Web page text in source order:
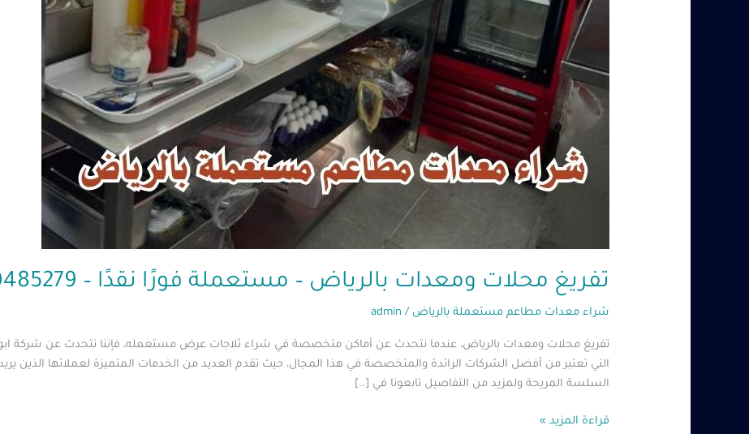
تفريغ محلات ومعدات بالرياض – مستعملة فورًا نقدًا – 0560485279 – ابو العز
شراء معدات مطاعم مستعملة بالرياض /
admin
تفريغ محلات ومعدات بالرياض، عندما نتحدث عن أماكن متخصصة في شراء ثلاجات عرض مستعمله، فإننا نتحدث عن شركة ابو
التي تعتبر من أفضل الشركات الرائدة والمتخصصة في هذا المجال، حيث تقدم العديد من الخدمات المتميزة لعملائها الذين
السلسة المريحة ولمزيد من التفاصيل تابعونا في […]
قراءة المزيد »